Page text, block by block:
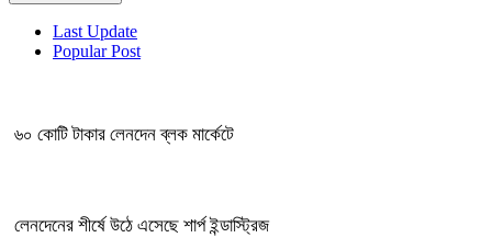
Last Update
Popular Post
৬০ কোটি টাকার লেনদেন ব্লক মার্কেটে
লেনদেনের শীর্ষে উঠে এসেছে শার্প ইন্ডাস্ট্রিজ